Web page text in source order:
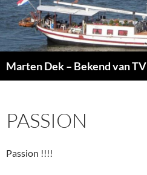
Ga
naar
de
inhoud
Marten Dek – Bekend van TV
PASSION
Passion !!!!